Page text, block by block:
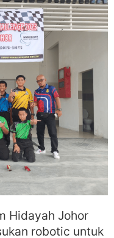
Hidayah Johor
robotic untuk